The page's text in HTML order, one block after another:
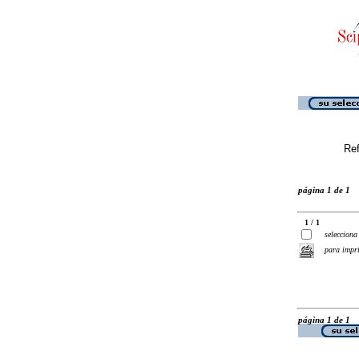
página 1 de 1
1 / 1
selecciona
para
página 1 de 1